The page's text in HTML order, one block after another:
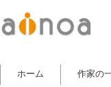
ホーム 作家の